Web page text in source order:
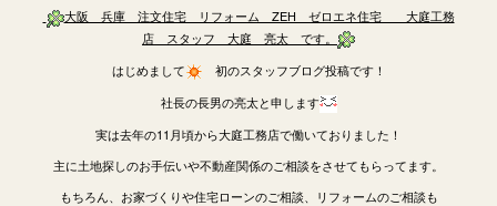
大阪 兵庫 注文住宅 リフォーム ZEH ゼロエネ住宅 大庭工務
店 スタッフ 大庭 亮太 です。
はじめまして
初のスタッフブログ投稿です！
社長の長男の亮太と申します
実は去年の11月頃から大庭工務店で働いておりました！
主に土地探しのお手伝いや不動産関係のご相談をさせてもらってます。
もちろん、お家づくりや住宅ローンのご相談、リフォームのご相談も